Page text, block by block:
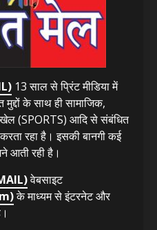
13 साल से प्रिंट मीडिया में
के साथ ही सामाजिक,
खेल (SPORTS) आदि से संबंधित
रहा है। इसकी बानगी कई
आती रही है।
वेबसाइट
के माध्यम से इंटरनेट और